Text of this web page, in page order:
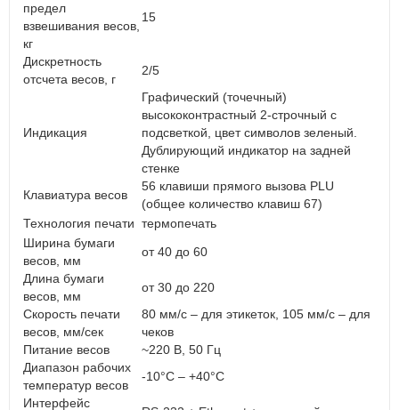
предел
взвешивания весов,
кг
15
Дискретность
отсчета весов, г
2/5
Индикация
Графический (точечный)
высококонтрастный 2-строчный с
подсветкой, цвет символов зеленый.
Дублирующий индикатор на задней
стенке
Клавиатура весов
56 клавиши прямого вызова PLU
(общее количество клавиш 67)
Технология печати термопечать
Ширина бумаги
весов, мм
от 40 до 60
Длина бумаги
весов, мм
от 30 до 220
Скорость печати
весов, мм/сек
80 мм/с – для этикеток, 105 мм/с – для
чеков
Питание весов
~220 В, 50 Гц
Диапазон рабочих
температур весов
-10°C – +40°C
Интерфейс